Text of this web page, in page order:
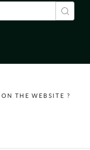
THE WEBSITE ?